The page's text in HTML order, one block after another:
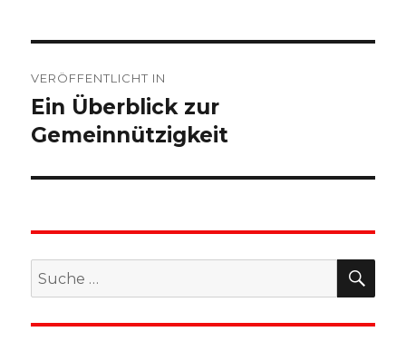
VERÖFFENTLICHT IN
Ein Überblick zur
Gemeinnützigkeit
Suche
nach: